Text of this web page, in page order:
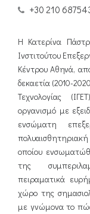
+30 210
Η Κατερίνα
Ινστιτούτου
Κέντρου Αθηνά,
δεκαετία (2010-
Τεχνολογίας
οργανισμό με
ενσώματη
οποίου
της
πειραματικά
χώρο της
με γνώμονα το